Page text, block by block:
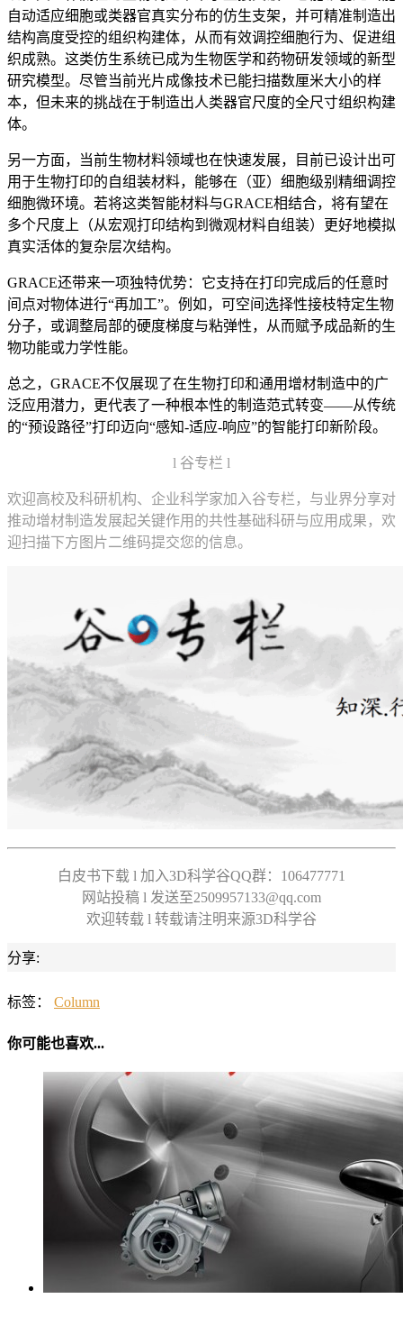
自动适应细胞或类器官真实分布的仿生支架，并可精准制造出
结构高度受控的组织构建体，从而有效调控细胞行为、促进组
织成熟。这类仿生系统已成为生物医学和药物研发领域的新型
研究模型。尽管当前光片成像技术已能扫描数厘米大小的样
本，但未来的挑战在于制造出人类器官尺度的全尺寸组织构建
体。
另一方面，当前生物材料领域也在快速发展，目前已设计出可
用于生物打印的自组装材料，能够在（亚）细胞级别精细调控
细胞微环境。若将这类智能材料与GRACE相结合，将有望在
多个尺度上（从宏观打印结构到微观材料自组装）更好地模拟
真实活体的复杂层次结构。
GRACE还带来一项独特优势：它支持在打印完成后的任意时
间点对物体进行“再加工”。例如，可空间选择性接枝特定生物
分子，或调整局部的硬度梯度与粘弹性，从而赋予成品新的生
物功能或力学性能。
总之，GRACE不仅展现了在生物打印和通用增材制造中的广
泛应用潜力，更代表了一种根本性的制造范式转变——从传统
的“预设路径”打印迈向“感知-适应-响应”的智能打印新阶段。
l 谷专栏 l
欢迎高校及科研机构、企业科学家加入谷专栏，与业界分享对
推动增材制造发展起关键作用的共性基础科研与应用成果，欢
迎扫描下方图片二维码提交您的信息。
白皮书下载 l 加入3D科学谷QQ群：106477771
网站投稿 l 发送至2509957133@qq.com
欢迎转载 l 转载请注明来源3D科学谷
分享:
标签： Column
你可能也喜欢...